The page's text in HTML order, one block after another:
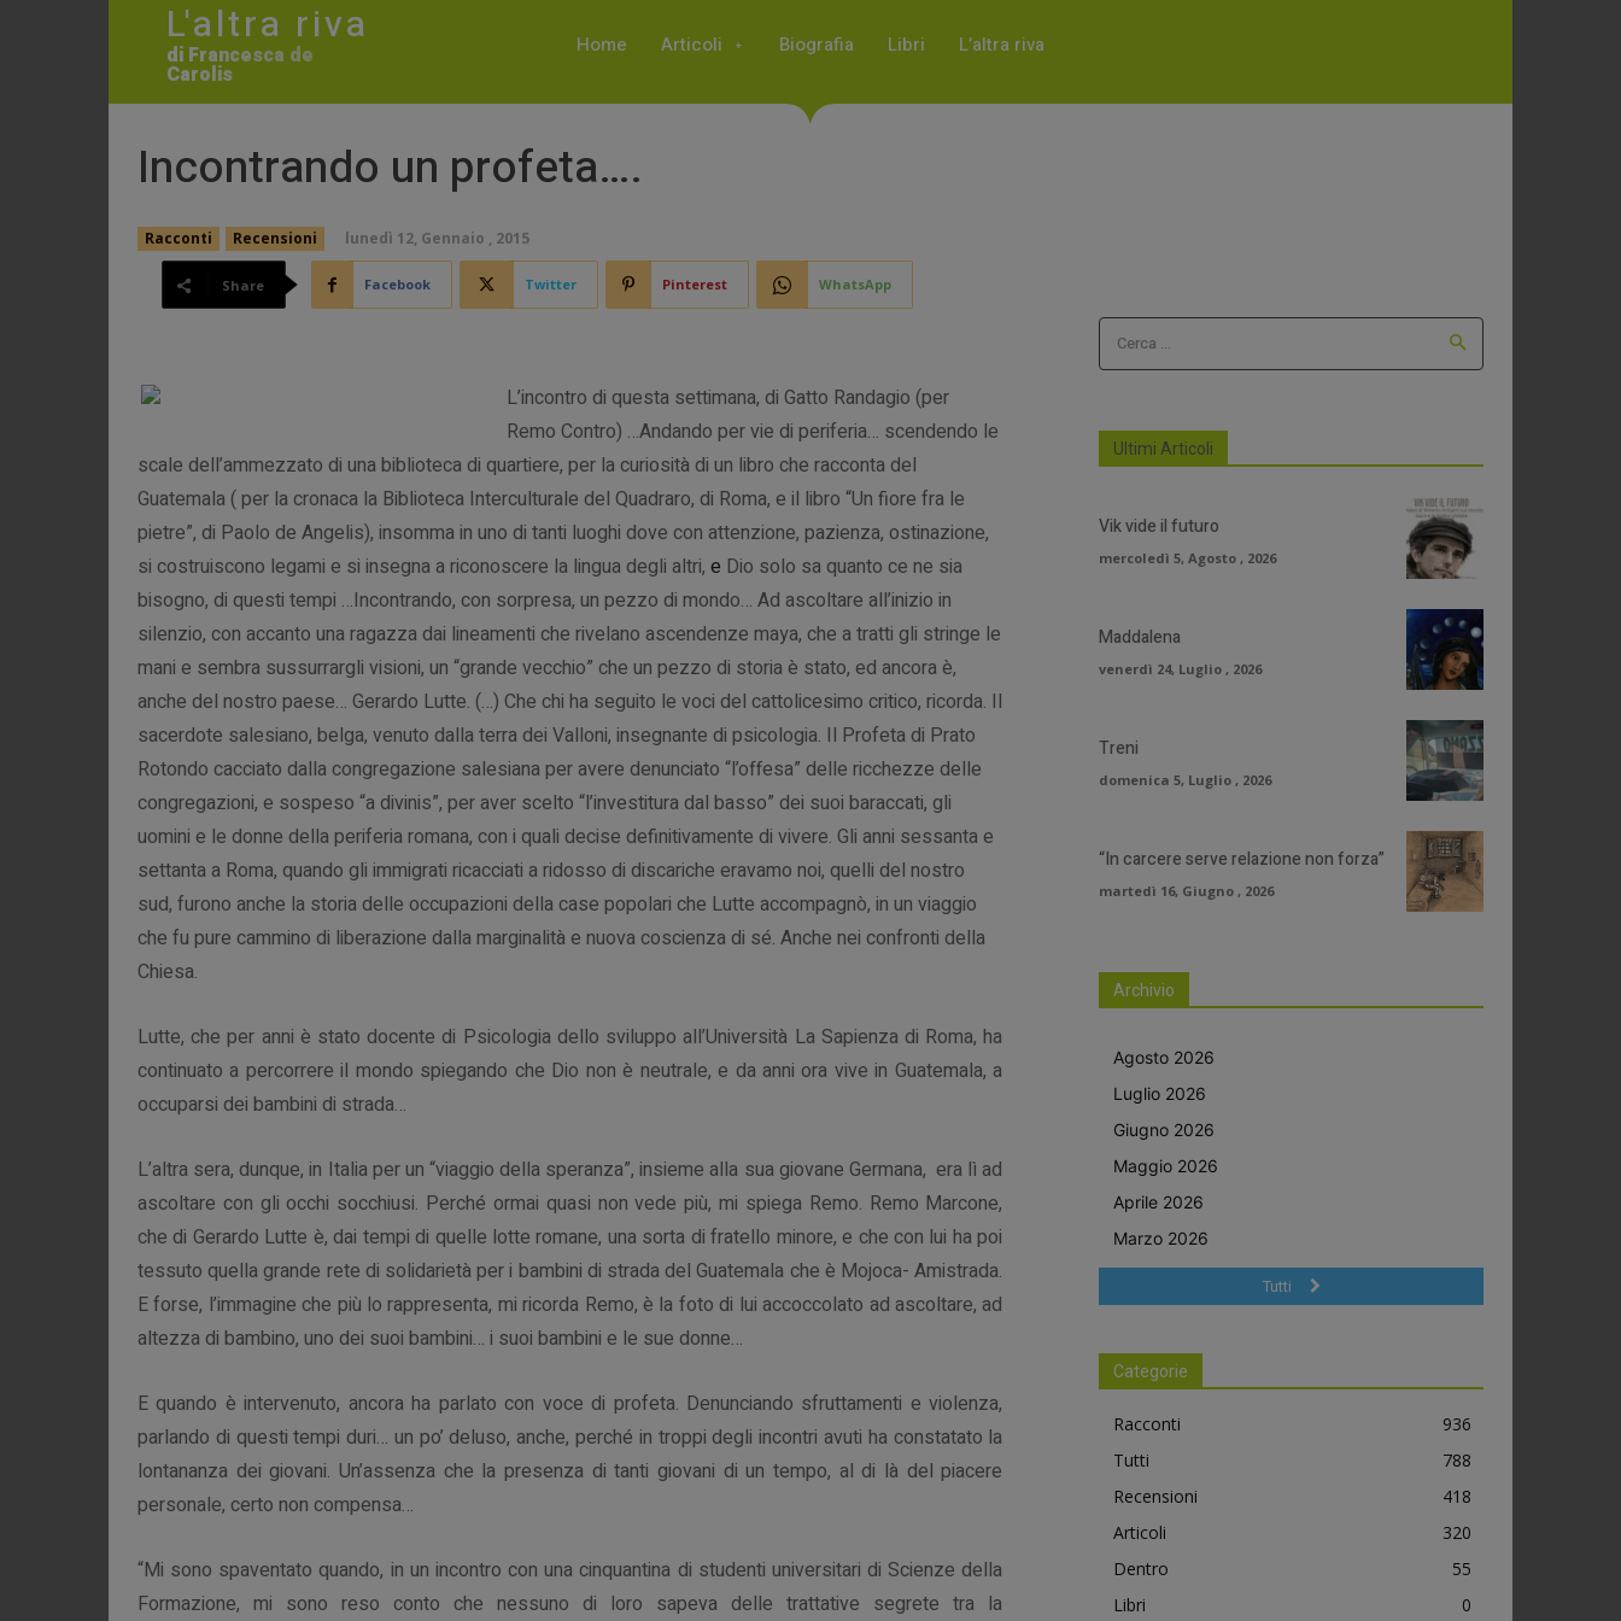
L'altra riva
di Francesca de
Carolis
Home Articoli Biografia Libri L’altra riva
Incontrando un profeta….
Racconti Recensioni lunedì 12, Gennaio , 2015
Share Facebook Twitter Pinterest WhatsApp
L’incontro di questa settimana, di Gatto Randagio (per
Remo Contro) …Andando per vie di periferia… scendendo le
scale dell’ammezzato di una biblioteca di quartiere, per la curiosità di un libro che racconta del
Guatemala ( per la cronaca la Biblioteca Interculturale del Quadraro, di Roma, e il libro “Un fiore fra le
pietre”, di Paolo de Angelis), insomma in uno di tanti luoghi dove con attenzione, pazienza, ostinazione,
si costruiscono legami e si insegna a riconoscere la lingua degli altri, e Dio solo sa quanto ce ne sia
bisogno, di questi tempi …Incontrando, con sorpresa, un pezzo di mondo… Ad ascoltare all’inizio in
silenzio, con accanto una ragazza dai lineamenti che rivelano ascendenze maya, che a tratti gli stringe le
mani e sembra sussurrargli visioni, un “grande vecchio” che un pezzo di storia è stato, ed ancora è,
anche del nostro paese… Gerardo Lutte. (…) Che chi ha seguito le voci del cattolicesimo critico, ricorda. Il
sacerdote salesiano, belga, venuto dalla terra dei Valloni, insegnante di psicologia. Il Profeta di Prato
Rotondo cacciato dalla congregazione salesiana per avere denunciato “l’offesa” delle ricchezze delle
congregazioni, e sospeso “a divinis”, per aver scelto “l’investitura dal basso” dei suoi baraccati, gli
uomini e le donne della periferia romana, con i quali decise definitivamente di vivere. Gli anni sessanta e
settanta a Roma, quando gli immigrati ricacciati a ridosso di discariche eravamo noi, quelli del nostro
sud, furono anche la storia delle occupazioni della case popolari che Lutte accompagnò, in un viaggio
che fu pure cammino di liberazione dalla marginalità e nuova coscienza di sé. Anche nei confronti della
Chiesa.
Lutte, cheper anni è stato docente di Psicologia dello sviluppo all’Università La Sapienza di Roma,ha
continuato a percorrere il mondo spiegando che Dio non è neutrale, e da anni ora vive in Guatemala, a
occuparsi dei bambini di strada…
L’altra sera, dunque, in Italia per un “viaggio della speranza”, insieme alla sua giovane Germana, era lì ad
ascoltare con gli occhi socchiusi. Perché ormai quasi non vede più, mi spiega Remo. Remo Marcone,
che di Gerardo Lutte è, dai tempi di quelle lotte romane, una sorta di fratello minore, e che con lui ha poi
tessuto quella grande rete di solidarietà per i bambini di strada del Guatemala che è Mojoca- Amistrada.
E forse, l’immagine che più lo rappresenta, mi ricorda Remo, è la foto di lui accoccolato ad ascoltare, ad
altezza di bambino, uno dei suoi bambini… i suoi bambini e le sue donne…
E quando è intervenuto, ancora ha parlato con voce di profeta. Denunciando sfruttamenti e violenza,
parlando di questi tempi duri… un po’ deluso, anche, perché in troppi degli incontri avuti ha constatato la
lontananza dei giovani. Un’assenza che la presenza di tanti giovani di un tempo, al di là del piacere
personale, certo non compensa…
“Mi sono spaventato quando, in un incontro con una cinquantina di studenti universitari di Scienze della
Formazione, mi sono reso conto che nessuno di loro sapeva delle trattative segrete tra la
Cerca ...
Ultimi Articoli
Vik vide il futuro
mercoledì 5, Agosto , 2026
Maddalena
venerdì 24, Luglio , 2026
Treni
domenica 5, Luglio , 2026
“In carcere serve relazione non forza”
martedì 16, Giugno , 2026
Archivio
Agosto 2026
Luglio 2026
Giugno 2026
Maggio 2026
Aprile 2026
Marzo 2026
Tutti
Categorie
Racconti
936
Tutti
788
Recensioni
418
Articoli
320
Dentro
55
Libri
0